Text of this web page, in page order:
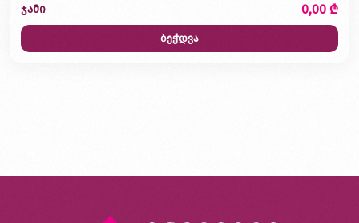
ჯამი 0,00 ₾
ბეჭდვა